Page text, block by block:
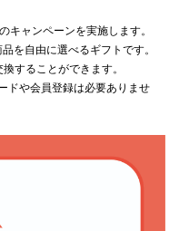
キャンペーンを実施します。
を自由に選べるギフトです。
することができます。
ドや会員登録は必要ありませ